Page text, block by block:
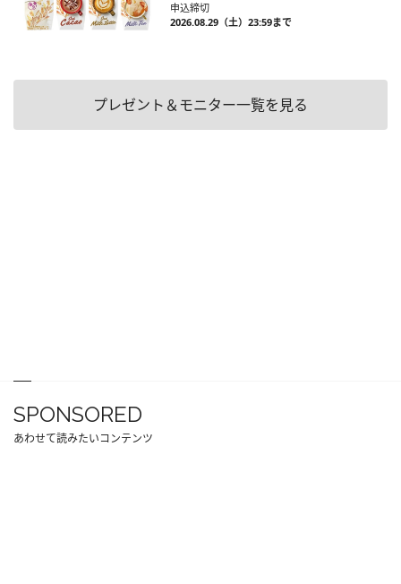
申込締切
2026.08.29（土）23:59まで
プレゼント＆モニター一覧を見る
SPONSORED
あわせて読みたいコンテンツ